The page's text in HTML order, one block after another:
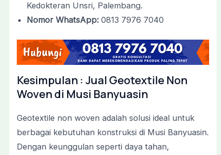
Kedokteran Unsri, Palembang.
Nomor WhatsApp:0813 7976 7040
Kesimpulan : Jual Geotextile Non
Woven di Musi Banyuasin
Geotextile non woven adalah solusi ideal untuk
berbagai kebutuhan konstruksi di Musi Banyuasin.
Dengan keunggulan seperti daya tahan,